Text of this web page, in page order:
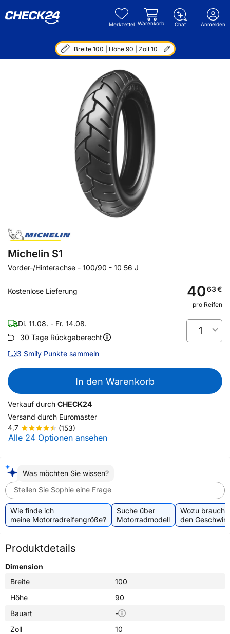
Merkzettel Warenkorb Chat Anmelden
Breite 100 | Höhe 90 | Zoll 10
Michelin S1
Vorder-/Hinterachse - 100/90 - 10 56 J
Kostenlose Lieferung 4063€
pro Reifen
Di. 11.08. - Fr. 14.08.
30 Tage Rückgaberecht
3 Smily Punkte sammeln
1
In den Warenkorb
Verkauf durch CHECK24
Versand durch Euromaster
4,7
(153)
Alle 24 Optionen ansehen
Was möchten Sie wissen?
Stellen Sie Sophie eine Frage
Wie finde ich
meine Motorradreifengröße?
Suche über
Motorradmodell
Wozu
den
Produktdetails
Dimension
Breite
100
Höhe
90
Bauart
-
Zoll
10